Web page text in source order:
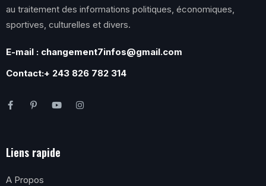
au traitement des informations politiques, économiques,
sportives, culturelles et divers.
E-mail : changement7infos@gmail.com
Contact:+ 243 826 782 314
Liens rapide
A Propos